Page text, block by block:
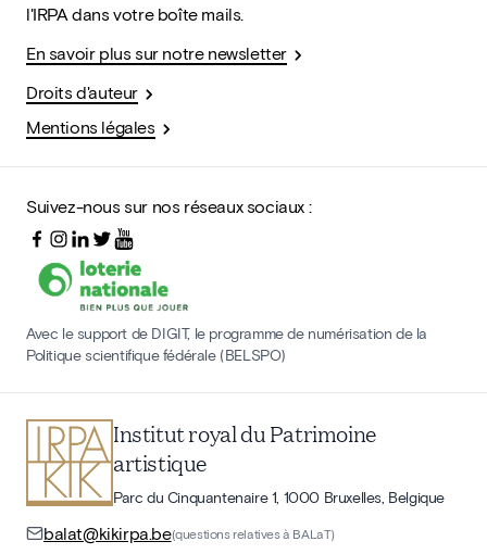
l'IRPA dans votre boîte mails.
En savoir plus sur notre newsletter
Droits d'auteur
Mentions légales
Suivez-nous sur nos réseaux sociaux :
Avec le support de DIGIT, le programme de numérisation de la
Politique scientifique fédérale (BELSPO)
Institut royal du Patrimoine
artistique
Parc du Cinquantenaire 1, 1000 Bruxelles, Belgique
balat@kikirpa.be(questions relatives à BALaT)